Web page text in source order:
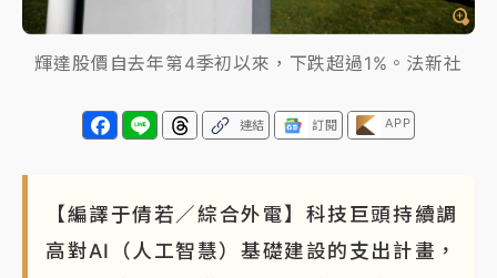
台東農業處長涉圖利渡假村！東檢抗告成功 今重開羈
押庭
雨熱區曝
輝達股價自去年第4季初以來，下跌超過1%。法新社
連結 訂閱 APP
【編譯于倩若／綜合外電】科技巨頭持續調
高對AI（人工智慧）基礎建設的支出計畫，